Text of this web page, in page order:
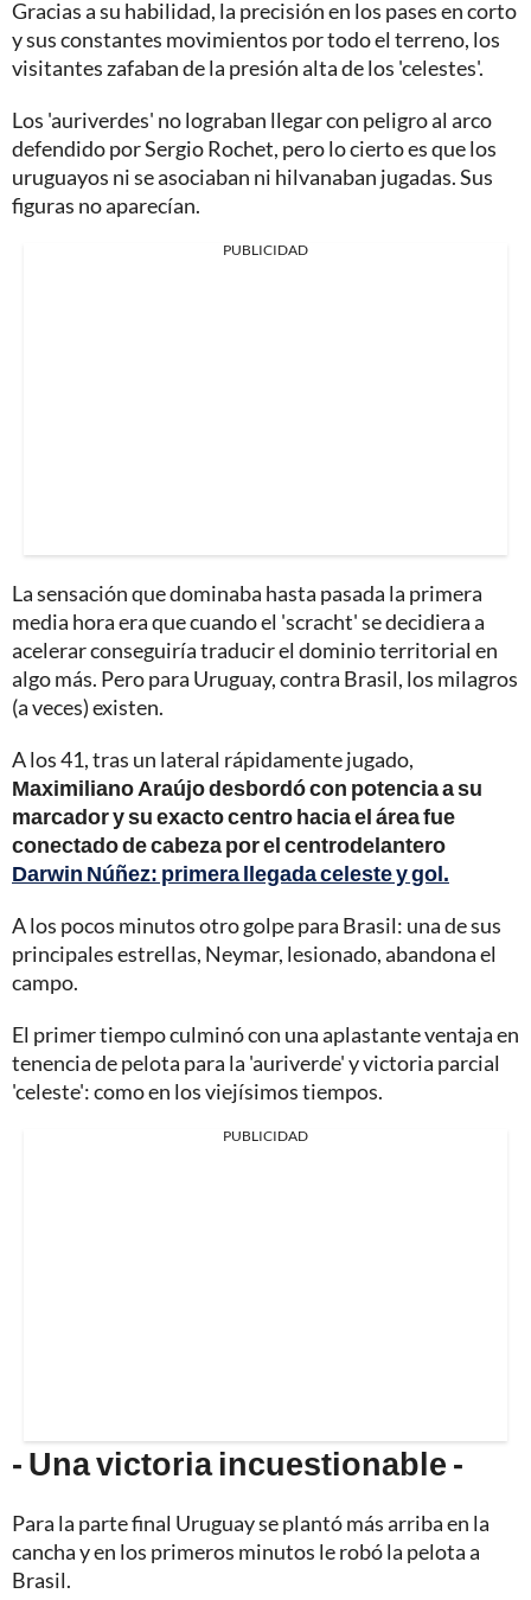
Gracias a su habilidad, la precisión en los pases en corto
y sus constantes movimientos por todo el terreno, los
visitantes zafaban de la presión alta de los 'celestes'.
Los 'auriverdes' no lograban llegar con peligro al arco
defendido por Sergio Rochet, pero lo cierto es que los
uruguayos ni se asociaban ni hilvanaban jugadas. Sus
figuras no aparecían.
PUBLICIDAD
La sensación que dominaba hasta pasada la primera
media hora era que cuando el 'scracht' se decidiera a
acelerar conseguiría traducir el dominio territorial en
algo más. Pero para Uruguay, contra Brasil, los milagros
(a veces) existen.
A los 41, tras un lateral rápidamente jugado,
Maximiliano Araújo desbordó con potencia a su
marcador y su exacto centro hacia el área fue
conectado de cabeza por el centrodelantero
Darwin Núñez: primera llegada celeste y gol.
A los pocos minutos otro golpe para Brasil: una de sus
principales estrellas, Neymar, lesionado, abandona el
campo.
El primer tiempo culminó con una aplastante ventaja en
tenencia de pelota para la 'auriverde' y victoria parcial
'celeste': como en los viejísimos tiempos.
PUBLICIDAD
- Una victoria incuestionable -
Para la parte final Uruguay se plantó más arriba en la
cancha y en los primeros minutos le robó la pelota a
Brasil.